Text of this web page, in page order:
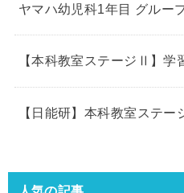
ヤマハ幼児科1年目 グルー
【本科教室ステージⅡ】学
【日能研】本科教室ステ